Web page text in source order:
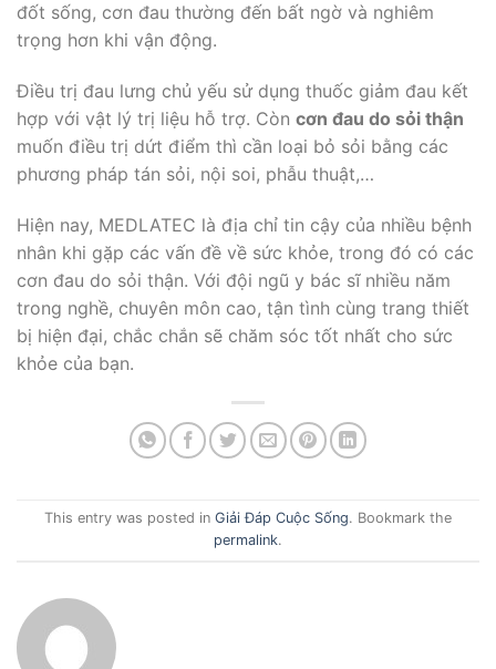
đốt sống, cơn đau thường đến bất ngờ và nghiêm
trọng hơn khi vận động.
Điều trị đau lưng chủ yếu sử dụng thuốc giảm đau kết
hợp với vật lý trị liệu hỗ trợ. Còn cơn đau do sỏi thận
muốn điều trị dứt điểm thì cần loại bỏ sỏi bằng các
phương pháp tán sỏi, nội soi, phẫu thuật,…
Hiện nay, MEDLATEC là địa chỉ tin cậy của nhiều bệnh
nhân khi gặp các vấn đề về sức khỏe, trong đó có các
cơn đau do sỏi thận. Với đội ngũ y bác sĩ nhiều năm
trong nghề, chuyên môn cao, tận tình cùng trang thiết
bị hiện đại, chắc chắn sẽ chăm sóc tốt nhất cho sức
khỏe của bạn.
This entry was posted in Giải Đáp Cuộc Sống. Bookmark the
permalink.